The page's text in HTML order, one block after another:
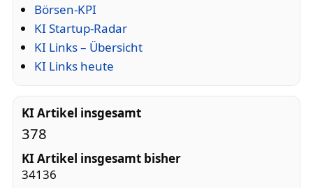
Börsen-KPI
KI Startup-Radar
KI Links – Übersicht
KI Links heute
KI Artikel insgesamt
378
KI Artikel insgesamt bisher
34136